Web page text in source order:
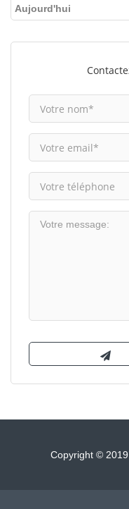
Aujourd'hui
Copyright © 2019